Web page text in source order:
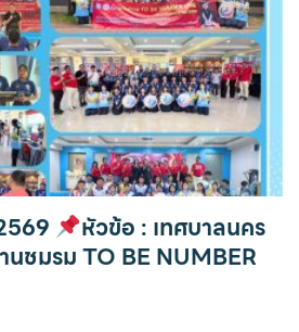
หัวข้อ : เทศบาลนคร
นชมรม TO BE NUMBER